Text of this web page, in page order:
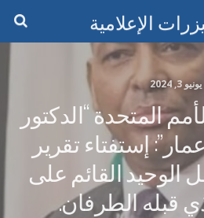
الإعلامية
يونيو 3, 2024
المتحدة “الدكتور
إستفتاء تقرير
الوحيد القائم على
قبله الطرفان.